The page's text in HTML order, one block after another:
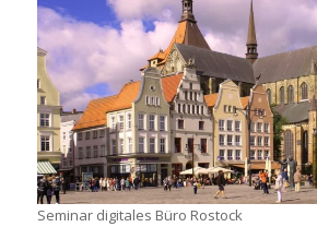
Seminar digitales Büro Rostock